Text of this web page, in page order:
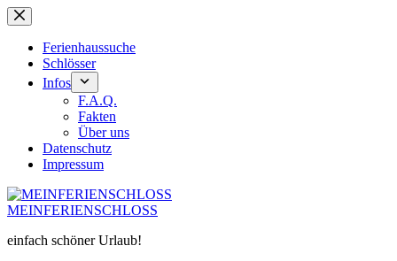
Zum
Inhalt
springenFerienhaussuche
Schlösser
Infos
F.A.Q.
Fakten
Über uns
Datenschutz
Impressum
MEINFERIENSCHLOSS
einfach schöner Urlaub!